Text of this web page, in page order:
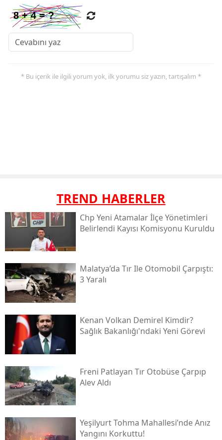
* Bu içerik ile ilgili yorum yok, ilk yorumu siz yazın, tartışalım *
TREND HABERLER
Chp Yeni Atamalar İlçe Yönetimleri
Belirlendi Kayısı Komisyonu Kuruldu
Malatya’da Tır Ile Otomobil Çarpıştı:
3 Yaralı
Kenan Volkan Demirel Kimdir?
Sağlık Bakanlığı'ndaki Yeni Görevi
Freni Patlayan Tır Otobüse Çarpıp
Alev Aldı
Yeşilyurt Tohma Mahallesi’nde Anız
Yangını Korkuttu!